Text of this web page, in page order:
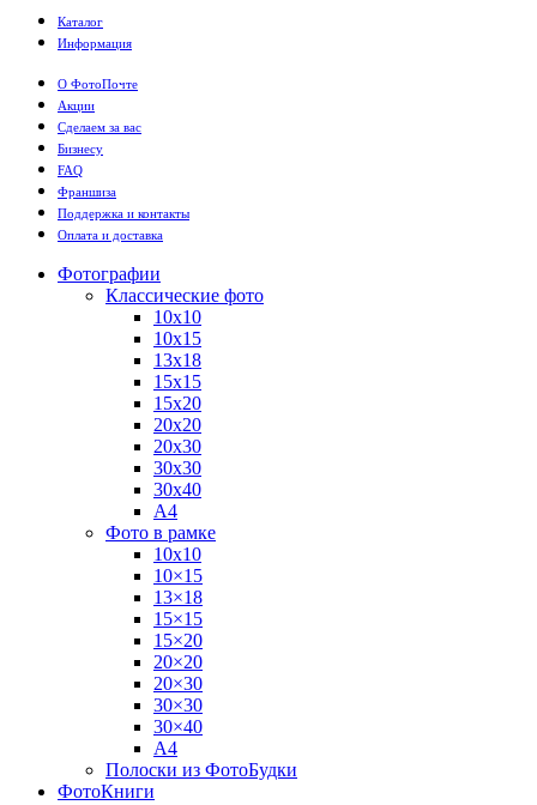
Каталог
Информация
О ФотоПочте
Акции
Сделаем за вас
Бизнесу
FAQ
Франшиза
Поддержка и контакты
Оплата и доставка
Фотографии
Классические фото
10х10
10х15
13х18
15х15
15х20
20х20
20х30
30х30
30х40
А4
Фото в рамке
10х10
10×15
13×18
15×15
15×20
20×20
20×30
30×30
30×40
A4
Полоски из ФотоБудки
ФотоКниги